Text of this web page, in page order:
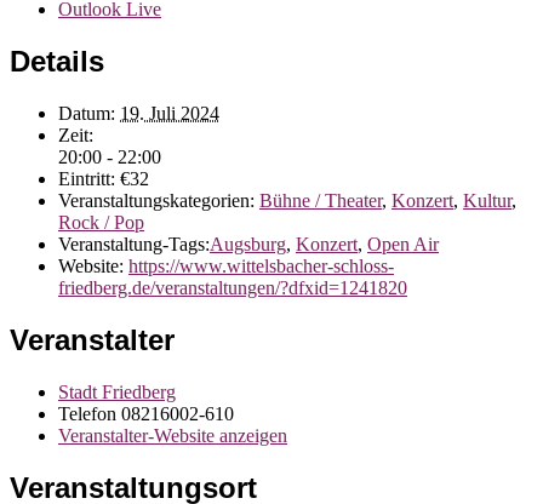
Outlook Live
Details
Datum: 19. Juli 2024
Zeit:
20:00 - 22:00
Eintritt: €32
Veranstaltungskategorien: Bühne / Theater, Konzert, Kultur,
Rock / Pop
Veranstaltung-Tags:Augsburg, Konzert, Open Air
Website: https://www.wittelsbacher-schloss-
friedberg.de/veranstaltungen/?dfxid=1241820
Veranstalter
Stadt Friedberg
Telefon 08216002-610
Veranstalter-Website anzeigen
Veranstaltungsort